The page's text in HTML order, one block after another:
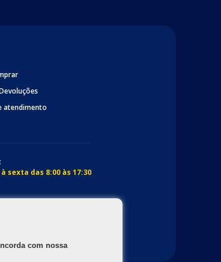
com nossa
atendimento
sexta das 8:00 às 17:30